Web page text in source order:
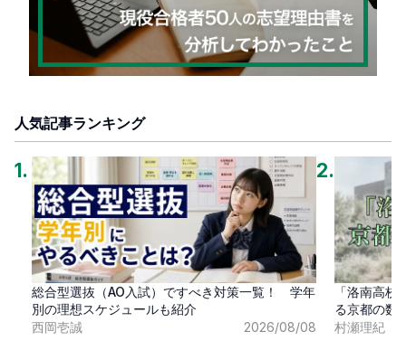
人気記事ランキング
1 .
総合型選抜（AO入試）ですべき対策一覧！ 学年
別の理想スケジュールも紹介
西岡壱誠
2026/08/08
2.
「洛南高
る京都の数
村瀬理紀